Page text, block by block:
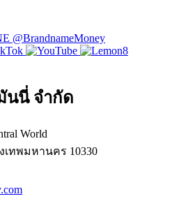
@BrandnameMoney
นนี่ จำกัด
World
ทพมหานคร 10330